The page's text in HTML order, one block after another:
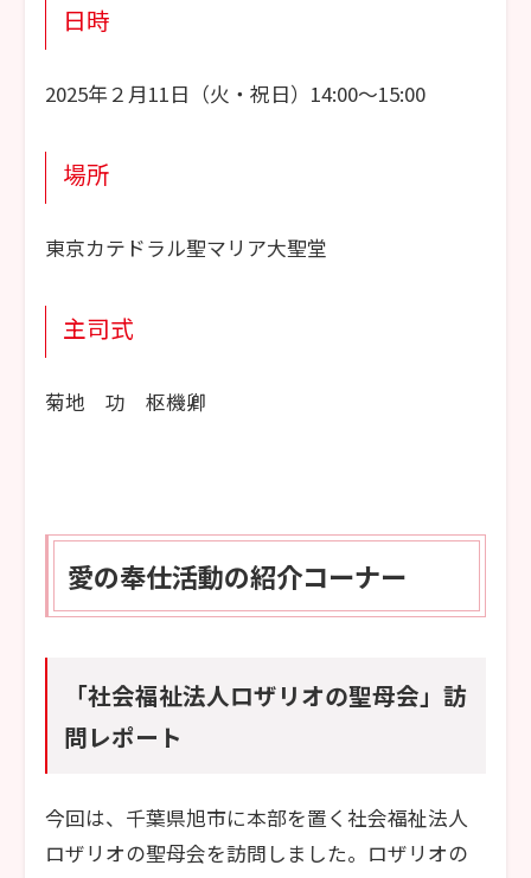
日時
2025年２月11日（火・祝日）14:00～15:00
場所
東京カテドラル聖マリア大聖堂
主司式
菊地 功 枢機卿
愛の奉仕活動の紹介コーナー
「社会福祉法人ロザリオの聖母会」訪
問レポート
今回は、千葉県旭市に本部を置く社会福祉法人
ロザリオの聖母会を訪問しました。ロザリオの